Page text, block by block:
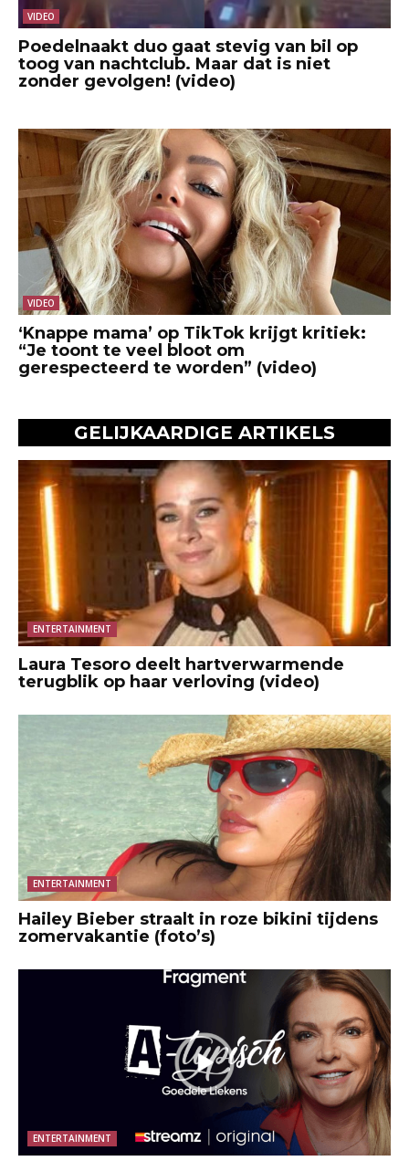
VIDEO
Poedelnaakt duo gaat stevig van bil op
toog van nachtclub. Maar dat is niet
zonder gevolgen! (video)
VIDEO
‘Knappe mama’ op TikTok krijgt kritiek:
“Je toont te veel bloot om
gerespecteerd te worden” (video)
GELIJKAARDIGE ARTIKELS
ENTERTAINMENT
Laura Tesoro deelt hartverwarmende
terugblik op haar verloving (video)
ENTERTAINMENT
Hailey Bieber straalt in roze bikini tijdens
zomervakantie (foto’s)
ENTERTAINMENT